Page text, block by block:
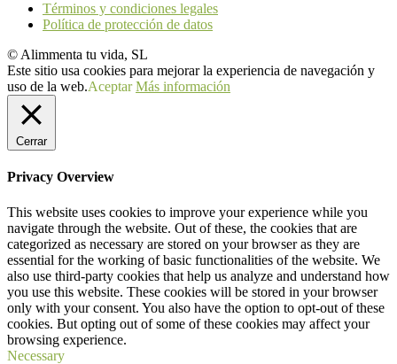
Términos y condiciones legales
Política de protección de datos
© Alimmenta tu vida, SL
Este sitio usa cookies para mejorar la experiencia de navegación y
uso de la web.Aceptar Más información
Cerrar
Privacy Overview
This website uses cookies to improve your experience while you
navigate through the website. Out of these, the cookies that are
categorized as necessary are stored on your browser as they are
essential for the working of basic functionalities of the website. We
also use third-party cookies that help us analyze and understand how
you use this website. These cookies will be stored in your browser
only with your consent. You also have the option to opt-out of these
cookies. But opting out of some of these cookies may affect your
browsing experience.
Necessary